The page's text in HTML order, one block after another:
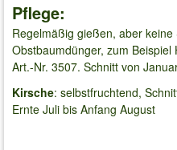
Pflege:
Regelmäßig gießen, aber
Obstbaumdünger, zum
Art.-Nr. 3507. Schnitt von
Kirsche: selbstfruchtend,
Ernte Juli bis Anfang August